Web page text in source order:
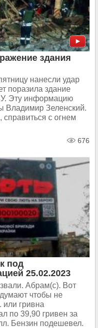
здания
нанесли удар
поразила здание
Эту информацию
Владимир Зеленский.
с огнем
676
под
25.02.2023
Абрам(c). Вот
чтобы не
или гривна
по 39,90 гривен за
Бензин подешевел.